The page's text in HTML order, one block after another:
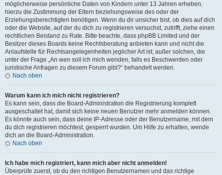
möglicherweise persönliche Daten von Kindern unter 13 Jahren erheben,
hierzu die Zustimmung der Eltern beziehungsweise des oder der
Erziehungsberechtigten benötigen. Wenn du dir unsicher bist, ob dies auf dich
oder die Website, auf der du dich zu registrieren versuchst, zutrifft, ziehe einen
rechtlichen Beistand zu Rate. Bitte beachte, dass phpBB Limited und der
Besitzer dieses Boards keine Rechtsberatung anbieten kann und nicht die
Anlaufstelle für Rechtsangelegenheiten jeglicher Art ist; außer solchen, die
unter der Frage „An wen soll ich mich wenden, falls es Beschwerden oder
juristische Anfragen zu diesem Forum gibt?“ behandelt werden.
Nach oben
Warum kann ich mich nicht registrieren?
Es kann sein, dass die Board-Administration die Registrierung komplett
ausgeschaltet hat, damit sich keine neuen Benutzer mehr anmelden können.
Es könnte auch sein, dass deine IP-Adresse oder der Benutzername, mit dem
du dich registrieren möchtest, gesperrt wurden. Um Hilfe zu erhalten, wende
dich an die Board-Administration.
Nach oben
Ich habe mich registriert, kann mich aber nicht anmelden!
Überprüfe zuerst, ob du den richtigen Benutzernamen und das richtige